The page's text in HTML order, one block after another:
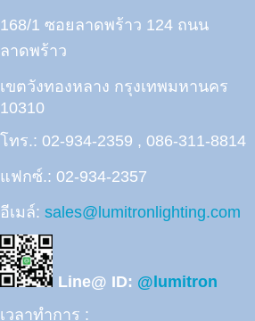
168/1 ซอยลาดพร้าว 124 ถนน
ลาดพร้าว
เขตวังทองหลาง กรุงเทพมหานคร
10310
โทร.: 02-934-2359 , 086-311-8814
แฟกซ์.: 02-934-2357
อีเมล์: sales@lumitronlighting.com
Line@ ID: @lumitron
เวลาทำการ :